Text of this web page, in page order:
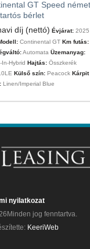
GT Speed német
tartós bérlet
díj (nettó) Évjárat: 2025
Continental GTKm futás:
AutomataÜzemanyag:
Hybrid Hajtás:Összkerék
Külső szín:PeacockKárpit
Linen/Imperial Blue
nyilatkozat
jog fenntartva.
KeeriWeb